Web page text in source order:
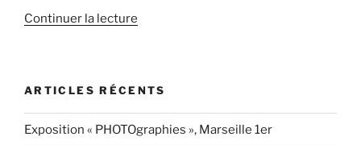
Continuer la lecture
« La
rencontre
avec
ARTICLES RÉCENTS
Exposition « PHOTOgraphies », Marseille 1er